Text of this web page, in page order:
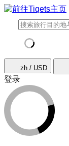
zh / USD
登录